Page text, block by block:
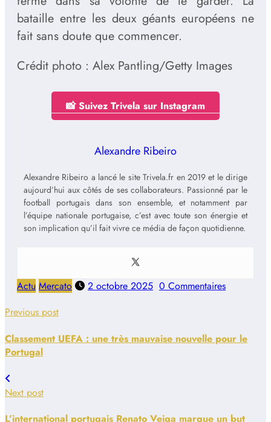
bataille entre les deux géants européens ne
fait sans doute que commencer.
Crédit photo : Alex Pantling/Getty Images
📸 Suivez Trivela sur Instagram
Alexandre Ribeiro
Alexandre Ribeiro a lancé le site Trivela.fr en 2019 et le dirige
aujourd’hui aux côtés de ses collaborateurs. Passionné par le
football portugais dans son ensemble, et notamment par
l’équipe nationale portugaise, c’est avec toute son énergie et
son implication qu’il fait vivre ce média de façon quotidienne.
Actu Mercato 2 octobre 2025 0 Commentaires
Previous post
Classement UEFA : une très mauvaise nouvelle pour le
Portugal
Next post
L’international portugais Renato Veiga marque un but